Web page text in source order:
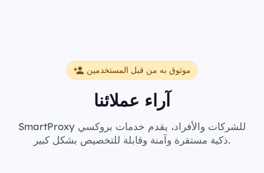
موثوق به من قبل المستخدمين
آراء عملائنا
SmartProxy للشركات والأفراد، يقدم خدمات بروكسي
ذكية مستقرة وآمنة وقابلة للتخصيص بشكل كبير.